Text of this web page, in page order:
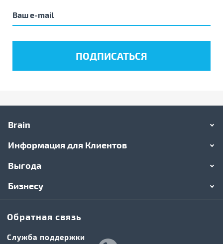
Brain
Информация для Клиентов
Выгода
Бизнесу
Обратная связь
Служба поддержки